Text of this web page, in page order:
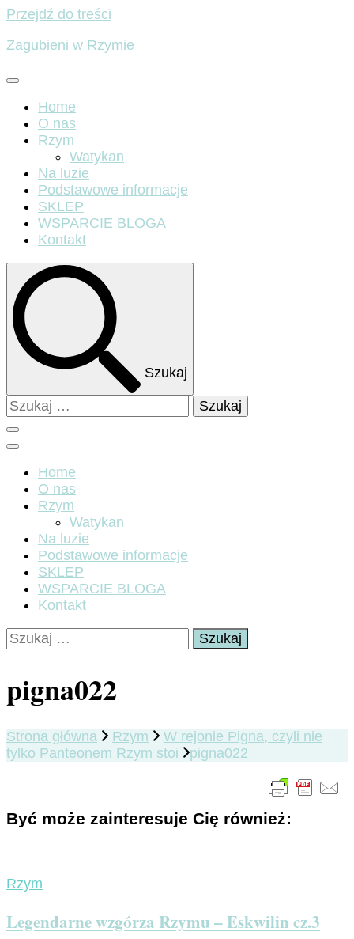
Przejdź do treści
Zagubieni w Rzymie
Home
O nas
Rzym
Watykan
Na luzie
Podstawowe informacje
SKLEP
WSPARCIE BLOGA
Kontakt
Szukaj
Szukaj:
Home
O nas
Rzym
Watykan
Na luzie
Podstawowe informacje
SKLEP
WSPARCIE BLOGA
Kontakt
Szukaj:
pigna022
Strona główna Rzym
W rejonie Pigna, czyli nie
tylko Panteonem Rzym stoi
pigna022
Być może zainteresuje Cię również:
Rzym
Legendarne wzgórza Rzymu – Eskwilin cz.3